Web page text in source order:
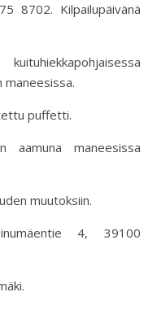
8702. Kilpailupäivänä
puffetti.
aamuna maneesissa
muutoksiin.
4, 39100